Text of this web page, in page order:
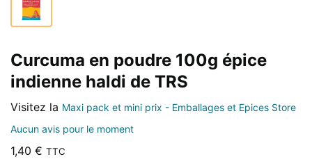
Curcuma en poudre 100g épice
indienne haldi de TRS
Visitez la Maxi pack et mini prix - Emballages et Epices Store
Aucun avis pour le moment
1,40 € TTC